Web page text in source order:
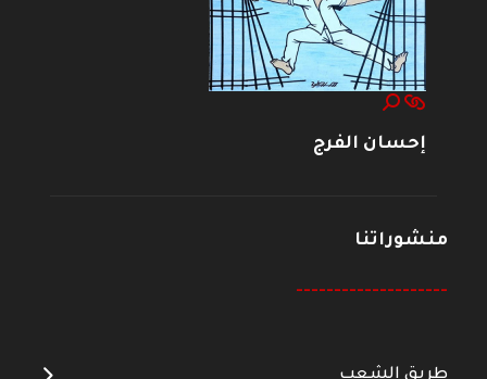
إحسان الفرج
منشوراتنا
--------------------